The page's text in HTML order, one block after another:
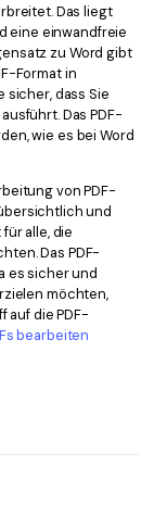
Das liegt
eine einwandfreie
zu Word gibt
Format in
sicher, dass Sie
Das PDF-
wie es bei Word
von PDF-
und
alle, die
Das PDF-
es sicher und
möchten,
auf die PDF-
bearbeiten